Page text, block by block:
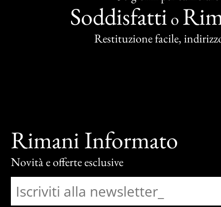
Soddisfatti o
Restituzione facile,
Rimani Informato
Novità e offerte esclusive